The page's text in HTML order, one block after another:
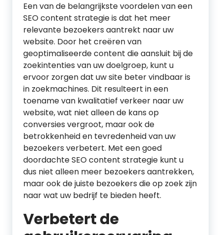
Een van de belangrijkste voordelen van een
SEO content strategie is dat het meer
relevante bezoekers aantrekt naar uw
website. Door het creëren van
geoptimaliseerde content die aansluit bij de
zoekintenties van uw doelgroep, kunt u
ervoor zorgen dat uw site beter vindbaar is
in zoekmachines. Dit resulteert in een
toename van kwalitatief verkeer naar uw
website, wat niet alleen de kans op
conversies vergroot, maar ook de
betrokkenheid en tevredenheid van uw
bezoekers verbetert. Met een goed
doordachte SEO content strategie kunt u
dus niet alleen meer bezoekers aantrekken,
maar ook de juiste bezoekers die op zoek zijn
naar wat uw bedrijf te bieden heeft.
Verbetert de